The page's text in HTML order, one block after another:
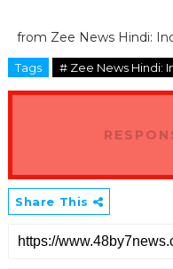
from Zee News Hindi:
Tags # Zee News Hindi:
Share This